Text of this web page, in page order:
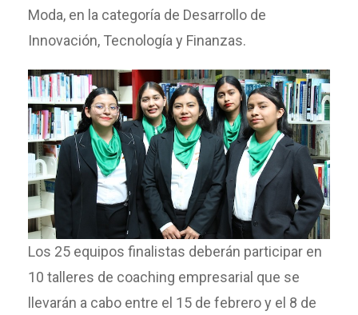
Moda, en la categoría de Desarrollo de
Innovación, Tecnología y Finanzas.
Los 25 equipos finalistas deberán participar en
10 talleres de coaching empresarial que se
llevarán a cabo entre el 15 de febrero y el 8 de